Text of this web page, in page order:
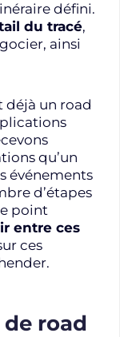
défini.
du tracé,
ainsi
déjà un road
qu’un
événements
d’étapes
point
entre ces
ces
road